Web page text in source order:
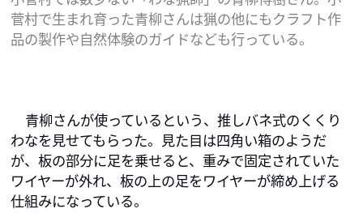
菅村で生まれ育った青柳さんは猟の他にもクラフト作
品の製作や自然体験のガイドなども行っている。
青柳さんが使っているという、推しバネ式のくくり
わなを見せてもらった。見た目は四角い箱のようだ
が、板の部分に足を乗せると、重みで固定されていた
ワイヤーが外れ、板の上の足をワイヤーが締め上げる
仕組みになっている。